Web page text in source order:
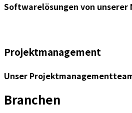
Softwarelösungen von
Projektmanagement
Unser
Branchen